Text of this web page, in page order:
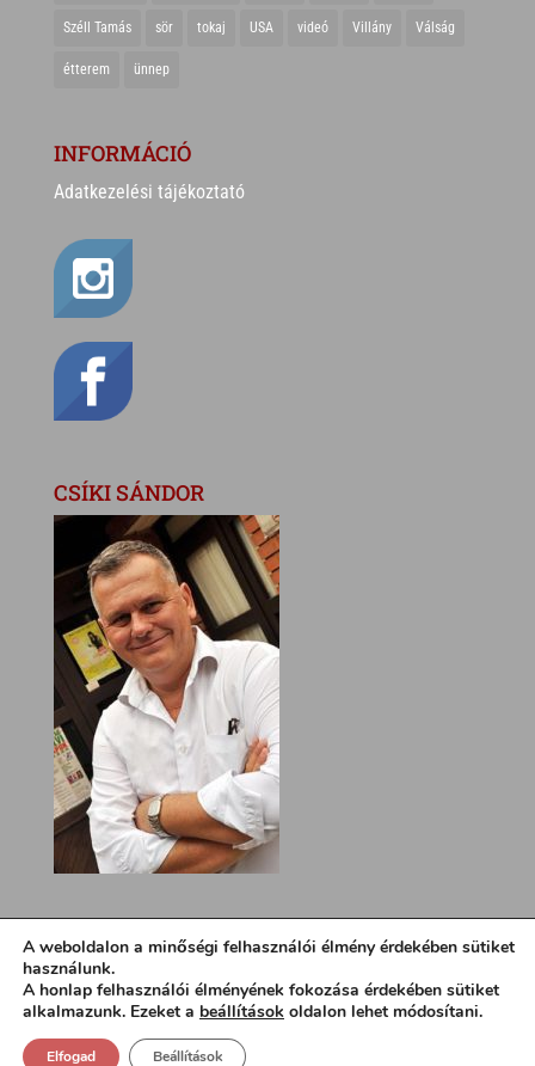
Széll Tamás sör tokaj USA videó Villány Válság
étterem ünnep
INFORMÁCIÓ
Adatkezelési tájékoztató
CSÍKI SÁNDOR
Design:
A weboldalon a minőségi felhasználói élmény érdekében sütiket
használunk.
A honlap felhasználói élményének fokozása érdekében sütiket
alkalmazunk. Ezeket a beállítások oldalon lehet módosítani.
Elfogad Beállítások